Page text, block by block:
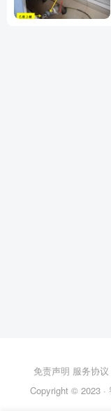
免责声明 服务协议
Copyright © 2023 ·